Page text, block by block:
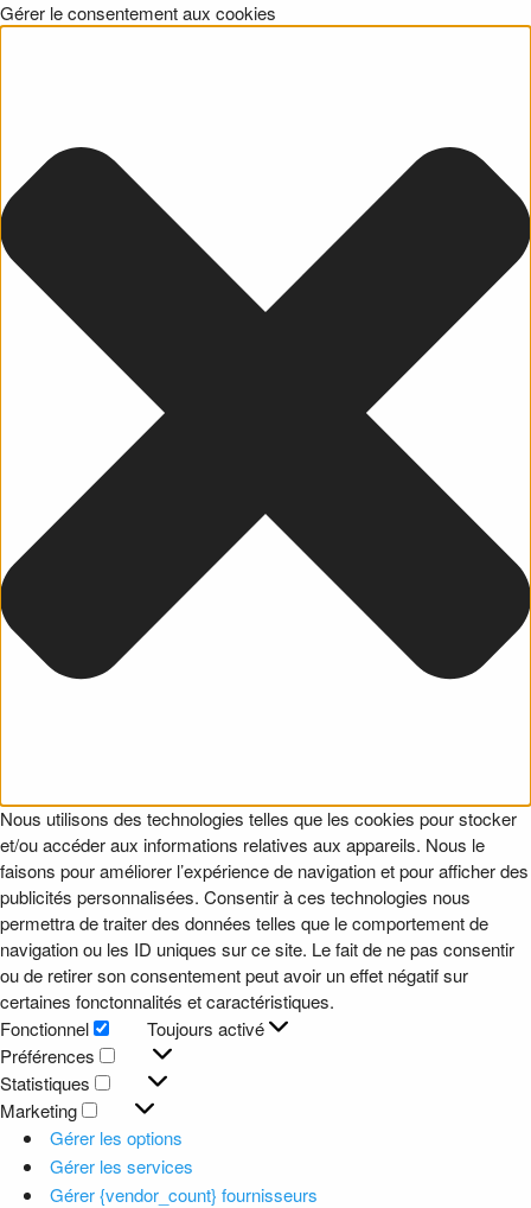
Gérer le consentement aux cookies
Nous utilisons des technologies telles que les cookies pour stocker
et/ou accéder aux informations relatives aux appareils. Nous le
faisons pour améliorer l’expérience de navigation et pour afficher des
publicités personnalisées. Consentir à ces technologies nous
permettra de traiter des données telles que le comportement de
navigation ou les ID uniques sur ce site. Le fait de ne pas consentir
ou de retirer son consentement peut avoir un effet négatif sur
certaines fonctonnalités et caractéristiques.
Fonctionnel
Fonctionnel
Toujours activé
Préférences
Préférences
Statistiques
Statistiques
Marketing
Marketing
Gérer les options
Gérer les services
Gérer {vendor_count} fournisseurs